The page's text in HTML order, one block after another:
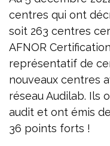
centres qui ont
soit 263 centres
AFNOR
représentatif de
nouveaux centres
réseau Audilab. Ils
audit et ont émis
36 points forts !